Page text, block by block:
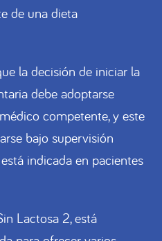
de una dieta
la decisión de iniciar la
debe adoptarse
competente, y este
bajo supervisión
indicada en pacientes
Lactosa 2, está